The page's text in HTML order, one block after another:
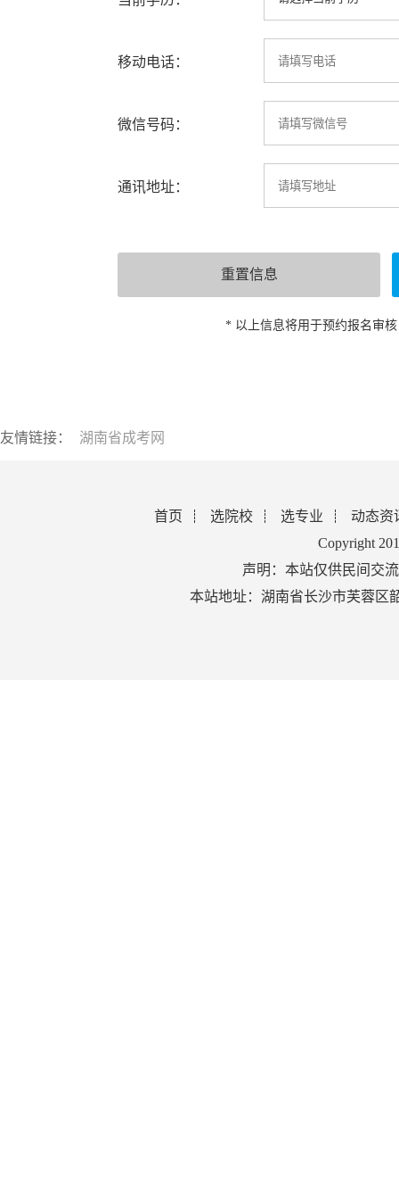
移动电话：
微信号码：
通讯地址：
* 以上信息将用于预约报名审
友情链接： 湖南省成考网
首页 选院校 选专业
动态资
Copyright
声明：本站仅供民间交
本站地址：湖南省长沙市芙蓉区